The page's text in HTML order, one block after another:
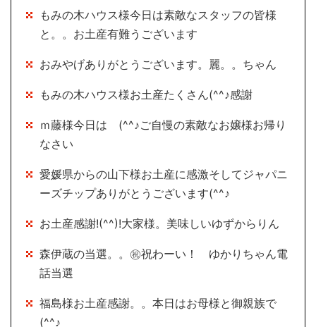
もみの木ハウス様今日は素敵なスタッフの皆様
と。。お土産有難うございます
おみやげありがとうございます。麗。。ちゃん
もみの木ハウス様お土産たくさん(^^♪感謝
ｍ藤様今日は (^^♪ご自慢の素敵なお嬢様お帰り
なさい
愛媛県からの山下様お土産に感激そしてジャパニ
ーズチップありがとうございます(^^♪
お土産感謝!(^^)!大家様。美味しいゆずからりん
森伊蔵の当選。。㊗祝わーい！ ゆかりちゃん電
話当選
福島様お土産感謝。。本日はお母様と御親族で
(^^♪